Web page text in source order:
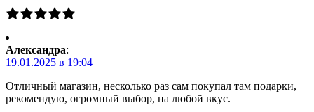
Александра:
19.01.2025 в 19:04
Отличный магазин, несколько раз сам покупал там подарки,
рекомендую, огромный выбор, на любой вкус.